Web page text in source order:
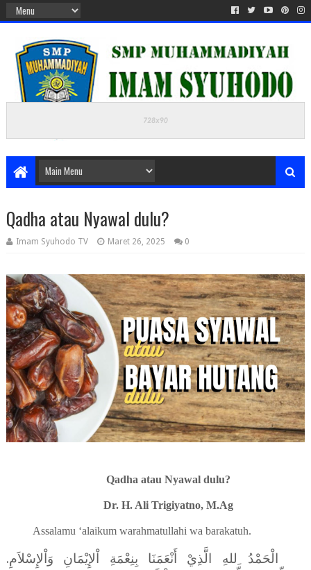
Qadha atau Nyawal dulu?
Imam Syuhodo TV Maret 26, 2025 0
Qadha atau Nyawal dulu?
Dr. H. Ali Trigiyatno, M.Ag
Assalamu ‘alaikum warahmatullahi wa barakatuh.
الْحَمْدُ ِللهِ الَّذِيْ أَنْعَمَنَا بِنِعْمَةِ اْلإِيْمَانِ وَاْلإِسْلاَمِ.